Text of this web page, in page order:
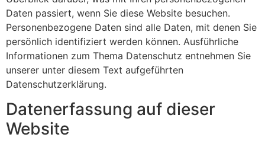
Daten passiert, wenn Sie diese Website besuchen.
Personenbezogene Daten sind alle Daten, mit denen Sie
persönlich identifiziert werden können. Ausführliche
Informationen zum Thema Datenschutz entnehmen Sie
unserer unter diesem Text aufgeführten
Datenschutzerklärung.
Datenerfassung auf dieser
Website